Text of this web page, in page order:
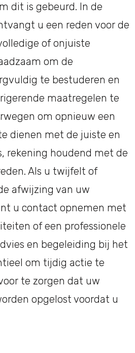
dit is gebeurd. In de
u een reden voor de
of onjuiste
om de
te bestuderen en
maatregelen te
om opnieuw een
dienen met de juiste en
rekening houdend met de
Als u twijfelt of
afwijzing van uw
u contact opnemen met
of een professionele
en begeleiding bij het
om tijdig actie te
te zorgen dat uw
opgelost voordat u